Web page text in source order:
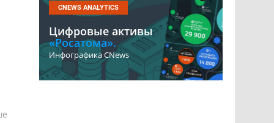
CNEWS ANALYTICS
Цифровые активы
«Росатома».
Инфографика CNews